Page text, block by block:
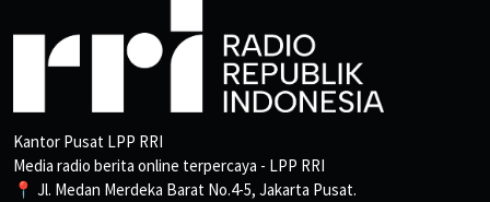
Kantor Pusat LPP RRI
Media radio berita online terpercaya - LPP RRI
📍 Jl. Medan Merdeka Barat No.4-5, Jakarta Pusat.